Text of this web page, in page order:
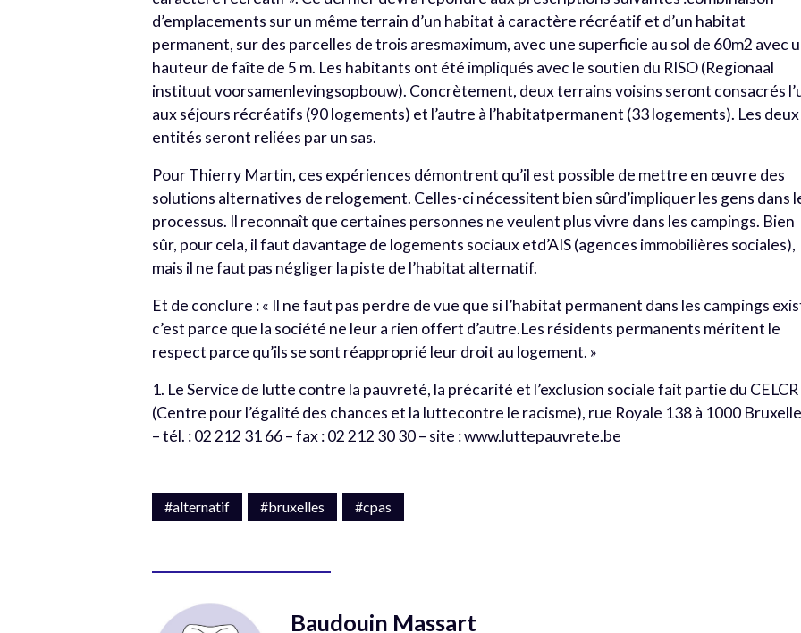
d’emplacements sur un même terrain d’un habitat à caractère récréatif et d’un habitat
permanent, sur des parcelles de trois aresmaximum, avec une superficie au sol de 60m2 avec
hauteur de faîte de 5 m. Les habitants ont été impliqués avec le soutien du RISO (Regionaal
instituut voorsamenlevingsopbouw). Concrètement, deux terrains voisins seront consacrés
aux séjours récréatifs (90 logements) et l’autre à l’habitatpermanent (33 logements). Les deux
entités seront reliées par un sas.
Pour Thierry Martin, ces expériences démontrent qu’il est possible de mettre en œuvre des
solutions alternatives de relogement. Celles-ci nécessitent bien sûrd’impliquer les gens dans
processus. Il reconnaît que certaines personnes ne veulent plus vivre dans les campings. Bien
sûr, pour cela, il faut davantage de logements sociaux etd’AIS (agences immobilières sociales),
mais il ne faut pas négliger la piste de l’habitat alternatif.
Et de conclure : « Il ne faut pas perdre de vue que si l’habitat permanent dans les campings
c’est parce que la société ne leur a rien offert d’autre.Les résidents permanents méritent le
respect parce qu’ils se sont réapproprié leur droit au logement. »
1. Le Service de lutte contre la pauvreté, la précarité et l’exclusion sociale fait partie du CELCR
(Centre pour l’égalité des chances et la luttecontre le racisme), rue Royale 138 à 1000
– tél. : 02 212 31 66 – fax : 02 212 30 30 – site : www.luttepauvrete.be
#alternatif #bruxelles #cpas
Baudouin Massart